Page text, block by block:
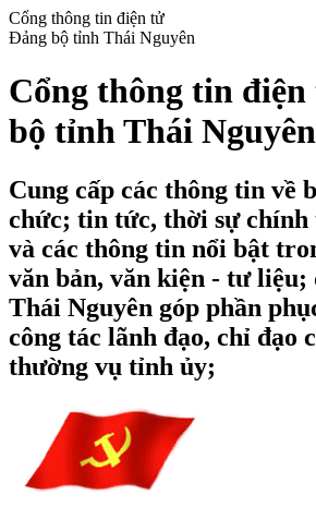
Cổng thông tin điện tử
Đảng bộ tỉnh Thái Nguyên
Cổng thông tin
bộ tỉnh Thái Nguyên
Cung cấp các thông tin về
chức; tin tức, thời sự
và các thông tin nổi bật
văn bản, văn kiện - tư liệu;
Thái Nguyên góp phần
công tác lãnh đạo, chỉ đạo
thường vụ tỉnh ủy;